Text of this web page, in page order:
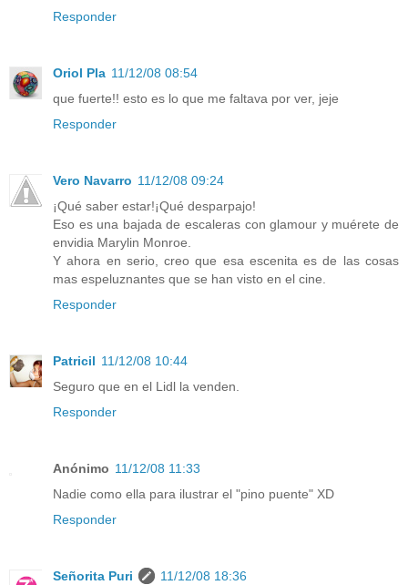
Responder
Oriol Pla 11/12/08 08:54
que fuerte!! esto es lo que me faltava por ver, jeje
Responder
Vero Navarro 11/12/08 09:24
¡Qué saber estar!¡Qué desparpajo!
Eso es una bajada de escaleras con glamour y muérete de
envidia Marylin Monroe.
Y ahora en serio, creo que esa escenita es de las cosas
mas espeluznantes que se han visto en el cine.
Responder
Patricil 11/12/08 10:44
Seguro que en el Lidl la venden.
Responder
Anónimo 11/12/08 11:33
Nadie como ella para ilustrar el "pino puente" XD
Responder
Señorita Puri
11/12/08 18:36